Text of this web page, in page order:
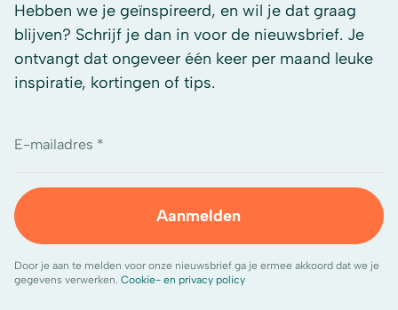
Hebben we je geïnspireerd, en wil je dat graag
blijven? Schrijf je dan in voor de nieuwsbrief. Je
ontvangt dat ongeveer één keer per maand leuke
inspiratie, kortingen of tips.
E-mailadres *
Aanmelden
Door je aan te melden voor onze nieuwsbrief ga je ermee akkoord dat we je
gegevens verwerken. Cookie- en privacy policy